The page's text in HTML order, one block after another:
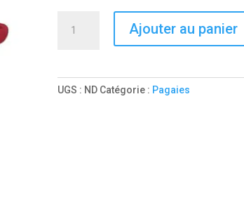
Ajouter au panier
UGS : ND Catégorie : Pagaies